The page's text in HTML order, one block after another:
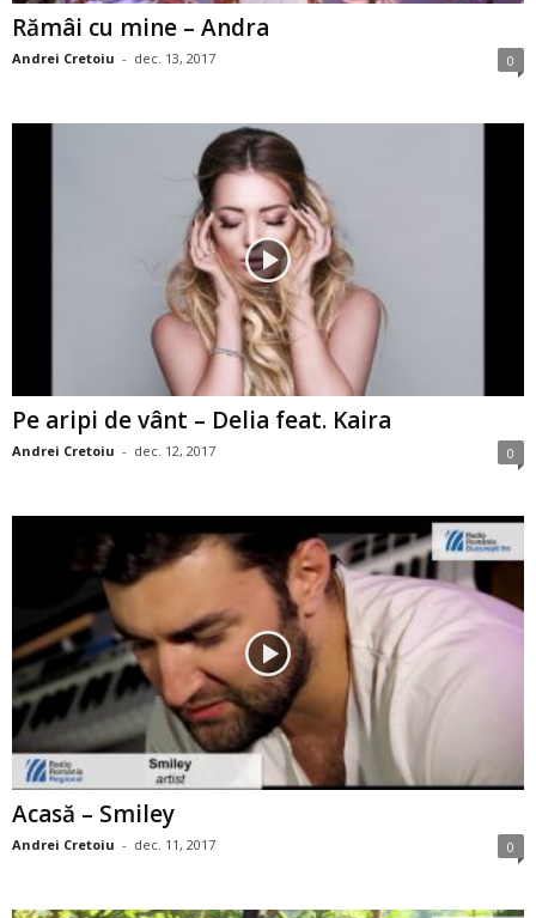
Rămâi cu mine – Andra
Andrei Cretoiu - dec. 13, 2017 0
Pe aripi de vânt – Delia feat. Kaira
Andrei Cretoiu - dec. 12, 2017 0
Acasă – Smiley
Andrei Cretoiu - dec. 11, 2017 0